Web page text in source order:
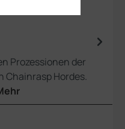
Prozessionen der
Chainrasp Hordes.